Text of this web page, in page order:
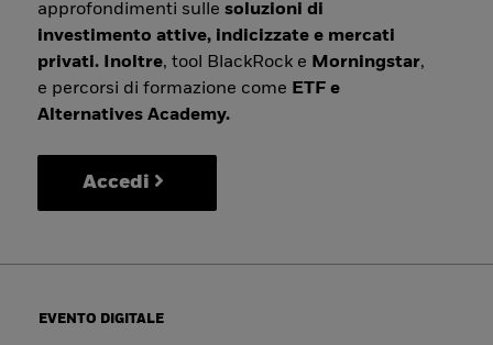
approfondimenti sullesoluzioni di
investimento attive, indicizzate e mercati
privati. Inoltre, tool BlackRock e Morningstar,
e percorsi di formazione come ETF e
Alternatives Academy.
Accedi
EVENTO DIGITALE